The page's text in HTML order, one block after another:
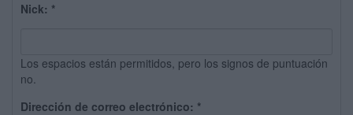
Nick: *
Los espacios están permitidos, pero los signos de puntuación
no.
Dirección de correo electrónico: *